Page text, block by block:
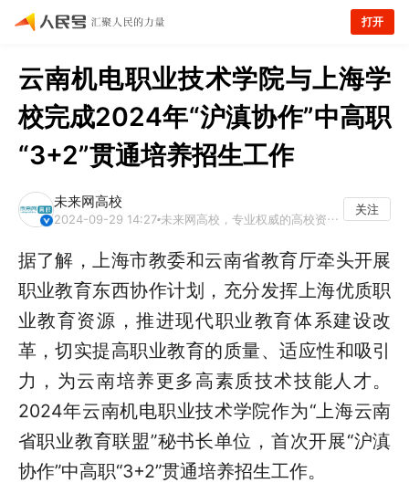
打开
云南机电职业技术学院与上海学
校完成2024年“沪滇协作”中高职
“3+2”贯通培养招生工作
未来网高校
2024-09-29 14:27 未来网高校，专业权威的高校资讯平台
关注
据了解，上海市教委和云南省教育厅牵头开展
职业教育东西协作计划，充分发挥上海优质职
业教育资源，推进现代职业教育体系建设改
革，切实提高职业教育的质量、适应性和吸引
力，为云南培养更多高素质技术技能人才。
2024年云南机电职业技术学院作为“上海云南
省职业教育联盟”秘书长单位，首次开展“沪滇
协作”中高职“3+2”贯通培养招生工作。